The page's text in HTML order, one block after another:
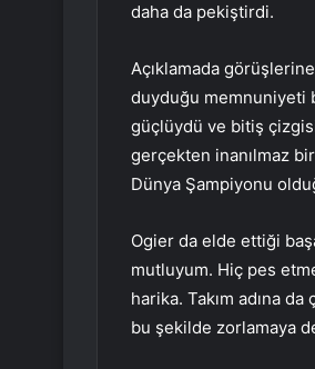
daha da pekiştirdi.
Açıklamada
duyduğu memnuniyeti
güçlüydü ve bitiş
gerçekten inanılmaz
Dünya Şampiyonu
Ogier da elde ettiği
mutluyum. Hiç pes
harika. Takım adına
bu şekilde zorlamaya